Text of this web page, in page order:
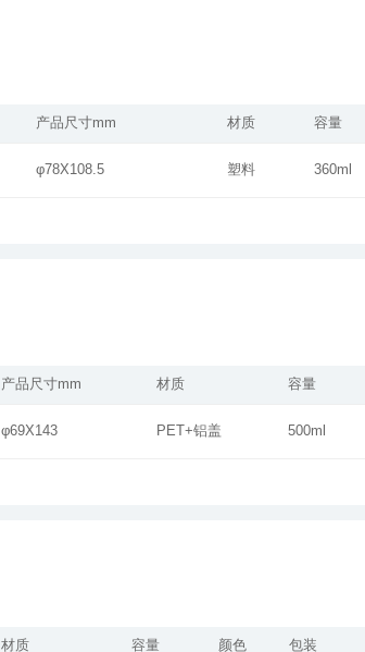
产品尺寸mm 材质 容量
φ78X108.5 塑料 360ml
产品尺寸mm 材质 容量
φ69X143 PET+铝盖 500ml
材质 容量 颜色 包装